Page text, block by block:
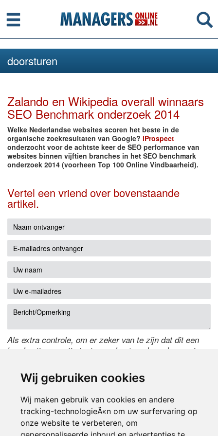
Wij gebruiken cookies
Wij maken gebruik van cookies en andere
tracking-technologieÃ«n om uw surfervaring op
onze website te verbeteren, om
Menu
doorsturen
Zalando en Wikipedia overall winnaars
SEO Benchmark onderzoek 2014
Welke Nederlandse websites scoren het beste in de
organische zoekresultaten van Google? iProspect
onderzocht voor de achtste keer de SEO performance van
websites binnen vijftien branches in het SEO benchmark
onderzoek 2014 (voorheen Top 100 Online Vindbaarheid).
Vertel een vriend over bovenstaande
artikel.
Als extra controle, om er zeker van te zijn dat dit een
handmatige reactie is, typ onderstaande code over in
de code te wijzigen.